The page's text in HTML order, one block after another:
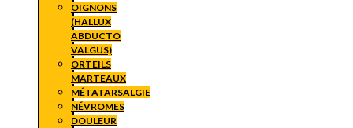
OIGNONS
(HALLUX
ABDUCTO
VALGUS)
ORTEILS
MARTEAUX
MÉTATARSALGIE
NÉVROMES
DOULEUR